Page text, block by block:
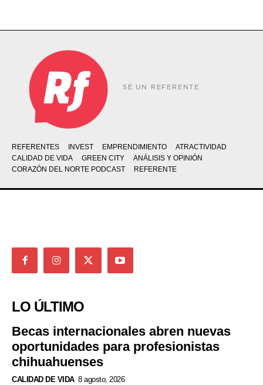
SÉ UN REFERENTE
REFERENTES INVEST EMPRENDIMIENTO
ATRACTIVIDAD
CALIDAD DE VIDA
GREEN CITY
ANÁLISIS Y OPINIÓN
CORAZÓN DEL NORTE PODCAST
REFERENTE
LO ÚLTIMO
Becas internacionales abren nuevas
oportunidades para profesionistas
chihuahuenses
CALIDAD DE VIDA 8 agosto, 2026